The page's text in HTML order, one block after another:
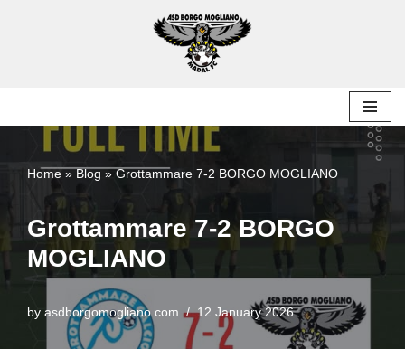
Home»Blog»Grottammare 7-2 BORGO MOGLIANO
Grottammare 7-2 BORGO
MOGLIANO
by asdborgomogliano.com 12 January 2026